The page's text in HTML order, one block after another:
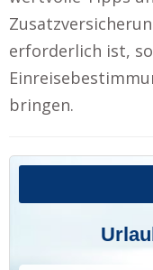
erforderlich ist,
bringen.